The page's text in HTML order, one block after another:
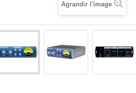
Agrandir l'image